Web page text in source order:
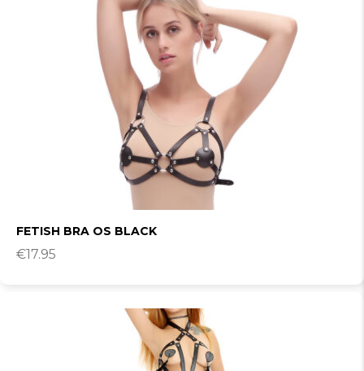
FETISH BRA OS BLACK
€17.95